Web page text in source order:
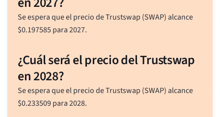
Se espera que el precio de Trustswap (SWAP) alcance
$0.197585para 2027.
¿Cuál será el precio del Trustswap
en 2028?
Se espera que el precio de Trustswap (SWAP) alcance
$0.233509para 2028.